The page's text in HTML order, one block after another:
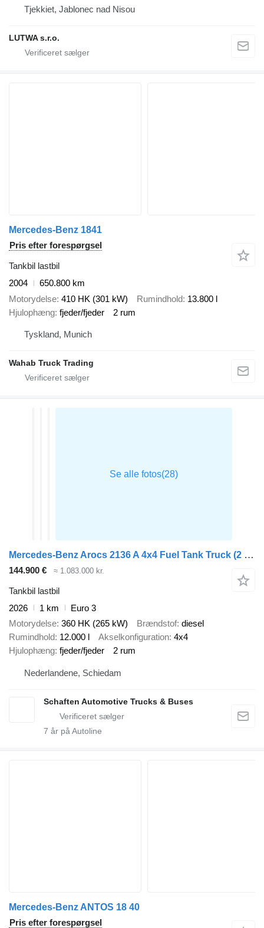
Tjekkiet, Jablonec nad Nisou
LUTWA s.r.o.
Mercedes-Benz 1841
Pris efter forespørgsel
Tankbil lastbil
2004
650.800 km
Motorydelse 410 HK (301 kW) Rumindhold 13.800 l
Hjulophæng fjeder/fjeder 2 rum
Tyskland, Munich
Wahab Truck Trading
Mercedes-Benz Arocs 2136 A 4x4 Fuel Tank Truck (2 units)
144.900 € ≈ 1.083.000 kr.
Tankbil lastbil
2026
1 km
Euro 3
Motorydelse 360 HK (265 kW) Brændstof diesel
Rumindhold 12.000 l Akselkonfiguration 4x4
Hjulophæng fjeder/fjeder 2 rum
Nederlandene, Schiedam
Schaften Automotive Trucks & Buses
7 år på Autoline
Mercedes-Benz ANTOS 18 40
Pris efter forespørgsel